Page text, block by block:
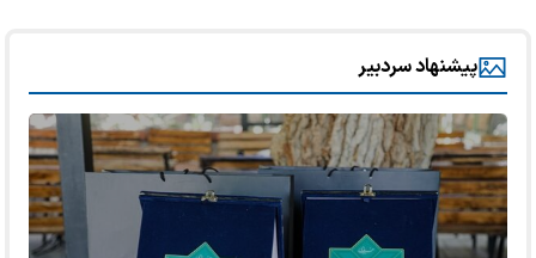
پیشنهاد سردبیر